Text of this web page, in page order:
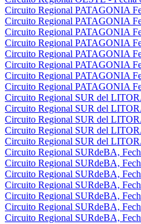
Circuito Regional PATAGONIA
Circuito Regional PATAGONIA
Circuito Regional PATAGONIA
Circuito Regional PATAGONIA
Circuito Regional PATAGONIA
Circuito Regional PATAGONIA
Circuito Regional PATAGONIA
Circuito Regional PATAGONIA
Circuito Regional SUR del
Circuito Regional SUR del
Circuito Regional SUR del
Circuito Regional SUR del
Circuito Regional SUR del
Circuito Regional SURdeBA,
Circuito Regional SURdeBA,
Circuito Regional SURdeBA,
Circuito Regional SURdeBA,
Circuito Regional SURdeBA,
Circuito Regional SURdeBA,
Circuito Regional SURdeBA,